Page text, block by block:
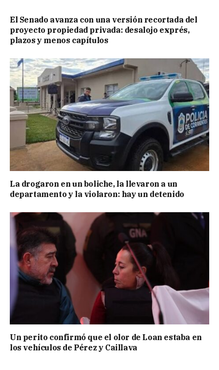
El Senado avanza con una versión recortada del
proyecto propiedad privada: desalojo exprés,
plazos y menos capítulos
La drogaron en un boliche, la llevaron a un
departamento y la violaron: hay un detenido
Un perito confirmó que el olor de Loan estaba en
los vehículos de Pérez y Caillava